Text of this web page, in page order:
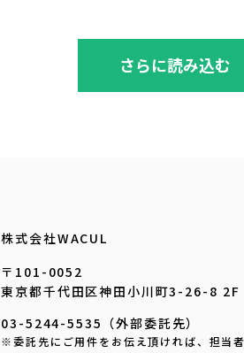
さらに読み込む
株式会社WACUL
〒101-0052
東京都千代田区神田小川町3-26-8 2F
03-5244-5535（外部委託先）
※委託先にご用件をお伝え頂ければ、担当